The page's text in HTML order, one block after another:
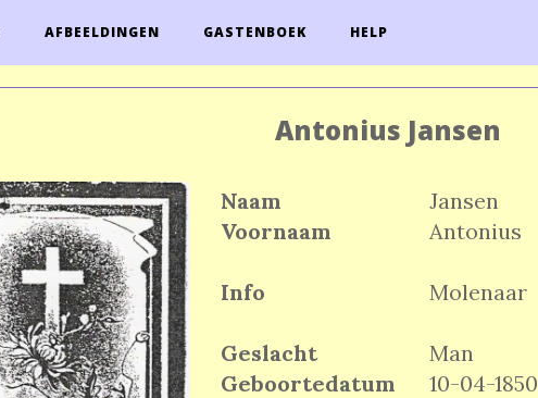
AFBEELDINGEN GASTENBOEK HELP
Antonius Jansen
Naam
Jansen
Voornaam
Antonius
Info Molenaar
Geslacht
Man
Geboortedatum
10-04-1850